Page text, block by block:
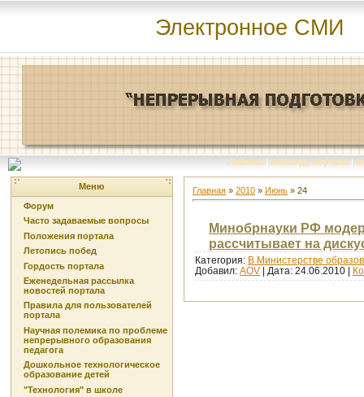
Электронное СМИ
Главная | Команда портала | О
Меню
Форум
Часто задаваемые вопросы
Положения портала
Летопись побед
Гордость портала
Еженедельная рассылка
новостей портала
Правила для пользователей
портала
Научная полемика по проблеме
непрерывного образования
педагога
Дошкольное технологическое
образование детей
"Технология" в школе
Главная » 2010 » Июнь » 24
Минобрнауки РФ
рассчитывает на
Категория: В Министерстве
Добавил: AOV | Дата: 24.06.2010